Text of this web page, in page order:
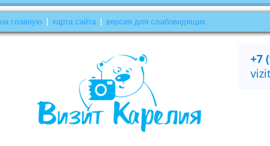
на главную карта сайта версия для слабовидящих
+7